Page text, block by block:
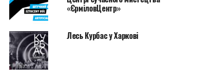
«ЄрміловЦентр»
Лесь Курбас у Харкові